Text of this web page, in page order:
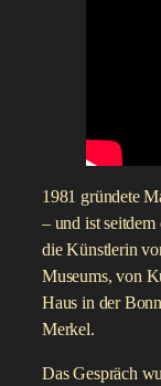
1981 gründete
– und ist
die Künstlerin
Museums, von
Haus in der
Merkel.
Das Gespräch